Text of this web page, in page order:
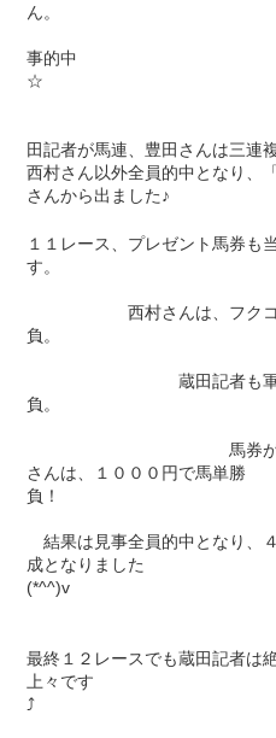
ん
馬単で勝
事的中
終わって
田記者が馬連、豊田さんは三連
西村さん以外全員的中となり、
さんから出ました♪
１１レース、プレゼント馬券も
す
西村さんは、フクコロ
負
蔵田記者も軍資金ア
負
馬券が当たると体
さんは、１０００円で馬単勝
負
結果は見事全員的中となり、
成となりました
最終１２レースでも蔵田記者
上々です